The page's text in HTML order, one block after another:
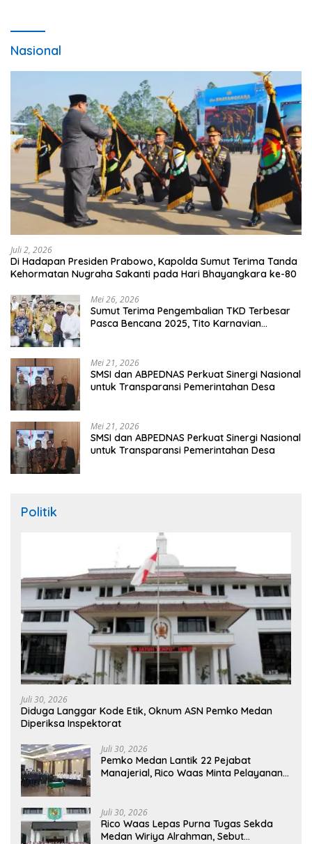
Nasional
Juli 2, 2026
Di Hadapan Presiden Prabowo, Kapolda Sumut Terima Tanda
Kehormatan Nugraha Sakanti pada Hari Bhayangkara ke-80
Mei 26, 2026
Sumut Terima Pengembalian TKD Terbesar
Pasca Bencana 2025, Tito Karnavian
Mei 21, 2026
SMSI dan ABPEDNAS Perkuat Sinergi Nasional
untuk Transparansi Pemerintahan Desa
Mei 21, 2026
SMSI dan ABPEDNAS Perkuat Sinergi Nasional
untuk Transparansi Pemerintahan Desa
Politik
Juli 30, 2026
Diduga Langgar Kode Etik, Oknum ASN Pemko Medan
Diperiksa Inspektorat
Juli 30, 2026
Pemko Medan Lantik 22 Pejabat
Manajerial, Rico Waas Minta Pelayanan
Juli 30, 2026
Rico Waas Lepas Purna Tugas Sekda
Medan Wiriya Alrahman, Sebut